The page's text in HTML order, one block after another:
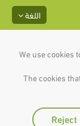
We use cookies
The cookies
Reject
اللغة